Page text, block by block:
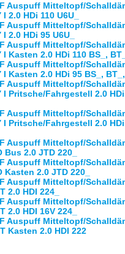
Auspuff Mitteltopf/
I 2.0 HDi 110 U6U_
Auspuff Mitteltopf/
I 2.0 HDi 95 U6U_
Auspuff Mitteltopf/
I Kasten 2.0 HDi 110 BS_,
Auspuff Mitteltopf/
I Kasten 2.0 HDi 95 BS_, BT_,
Auspuff Mitteltopf/
I Pritsche/Fahrgestell 2.0 HDi
Auspuff Mitteltopf/
I Pritsche/Fahrgestell 2.0
Auspuff Mitteltopf/
Bus 2.0 JTD 220_
Auspuff Mitteltopf/
Kasten 2.0 JTD 220_
Auspuff Mitteltopf/
2.0 HDI 224_
Auspuff Mitteltopf/
2.0 HDI 16V 224_
Auspuff Mitteltopf/
Kasten 2.0 HDI 222